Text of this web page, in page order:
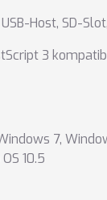
USB-Host, SD-Slot,
3
7,
10.5